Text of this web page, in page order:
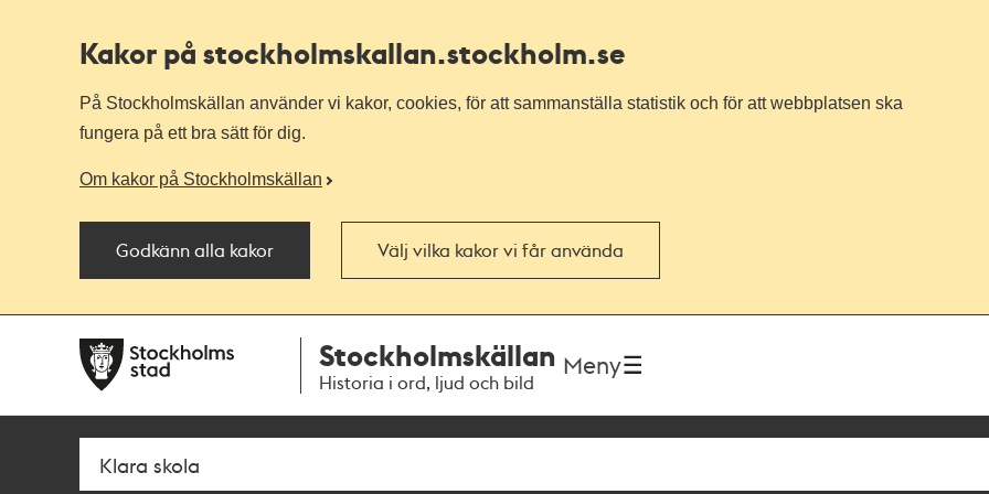
Kakor på stockholmskallan.stockholm.se
På Stockholmskällan använder vi kakor, cookies, för att sammanställa statistik och för att webbplatsen ska
fungera på ett bra sätt för dig.
Om kakor på Stockholmskällan
Godkänn alla kakor Välj vilka kakor vi får använda
navigationen
huvudinnehållet
Stockholmskällan
Historia i ord, ljud och bild
Meny
Sök